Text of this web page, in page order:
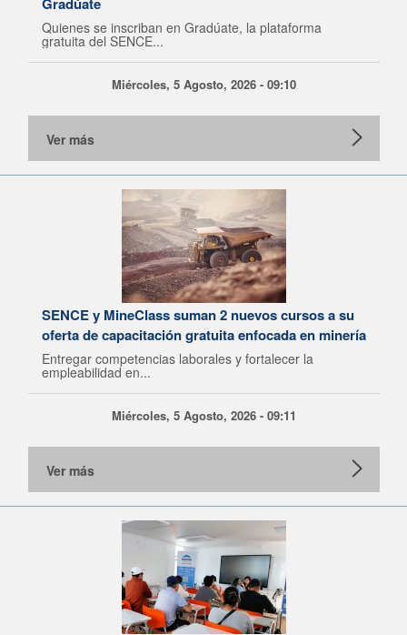
Quienes se inscriban en Gradúate, la plataforma
gratuita del SENCE...
Miércoles, 5 Agosto, 2026 - 09:10
Ver más
SENCE y MineClass suman 2 nuevos cursos a su
oferta de capacitación gratuita enfocada en minería
Entregar competencias laborales y fortalecer la
empleabilidad en...
Miércoles, 5 Agosto, 2026 - 09:11
Ver más